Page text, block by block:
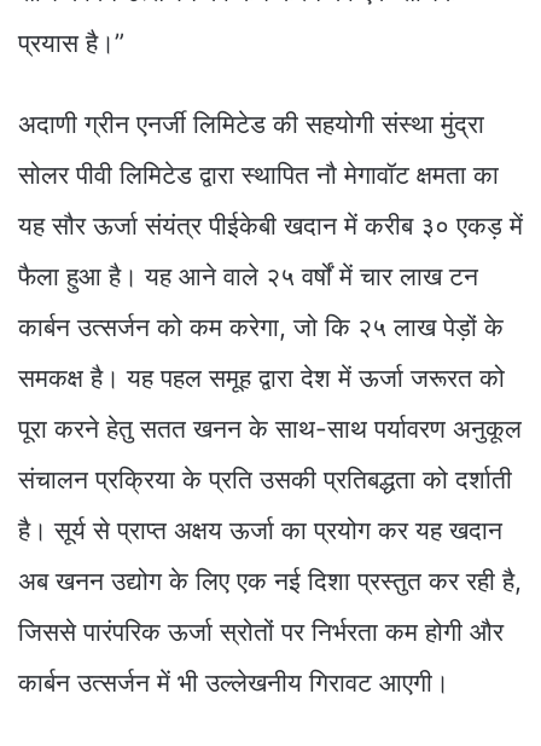
प्रयास है।”
अदाणी ग्रीन एनर्जी लिमिटेड की सहयोगी संस्था मुंद्रा
सोलर पीवी लिमिटेड द्वारा स्थापित नौ मेगावॉट क्षमता का
यह सौर ऊर्जा संयंत्र पीईकेबी खदान में करीब ३० एकड़ में
फैला हुआ है। यह आने वाले २५ वर्षों में चार लाख टन
कार्बन उत्सर्जन को कम करेगा, जो कि २५ लाख पेड़ों के
समकक्ष है। यह पहल समूह द्वारा देश में ऊर्जा जरूरत को
पूरा करने हेतु सतत खनन के साथ-साथ पर्यावरण अनुकूल
संचालन प्रक्रिया के प्रति उसकी प्रतिबद्धता को दर्शाती
है। सूर्य से प्राप्त अक्षय ऊर्जा का प्रयोग कर यह खदान
अब खनन उद्योग के लिए एक नई दिशा प्रस्तुत कर रही है,
जिससे पारंपरिक ऊर्जा स्रोतों पर निर्भरता कम होगी और
कार्बन उत्सर्जन में भी उल्लेखनीय गिरावट आएगी।